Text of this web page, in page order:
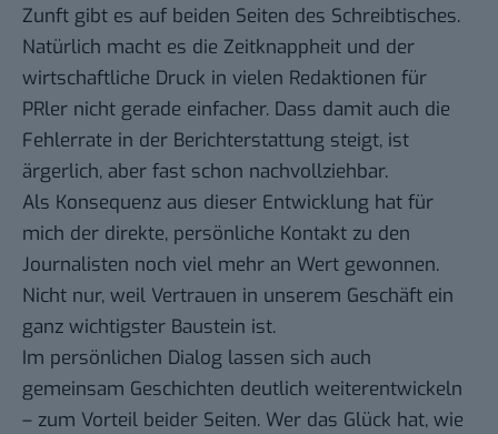
Zunft gibt es auf beiden Seiten des Schreibtisches.
Natürlich macht es die Zeitknappheit und der
wirtschaftliche Druck in vielen Redaktionen für
PRler nicht gerade einfacher. Dass damit auch die
Fehlerrate in der Berichterstattung steigt, ist
ärgerlich, aber fast schon nachvollziehbar.
Als Konsequenz aus dieser Entwicklung hat für
mich der direkte, persönliche Kontakt zu den
Journalisten noch viel mehr an Wert gewonnen.
Nicht nur, weil Vertrauen in unserem Geschäft ein
ganz wichtigster Baustein ist.
Im persönlichen Dialog lassen sich auch
gemeinsam Geschichten deutlich weiterentwickeln
– zum Vorteil beider Seiten. Wer das Glück hat, wie